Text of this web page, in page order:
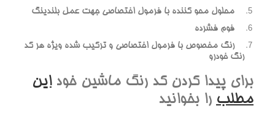
محلول محو کننده با فرمول اختصاصي جهت عمل بلندينگ
فوم فشرده
رنگ مخصوص با فرمول اختصاصي و ترکيب شده ويژه هر کد
رنگ خودرو
براي پيدا کردن کد رنگ ماشين خوداين
مطلب را بخوانيد